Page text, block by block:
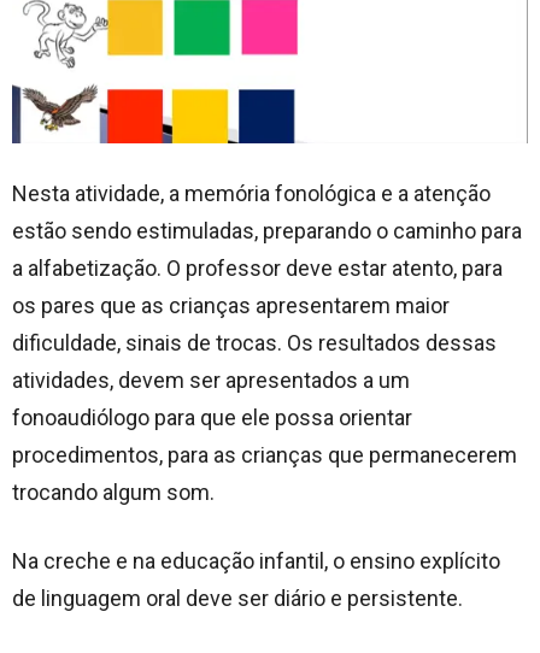
Nesta atividade, a memória fonológica e a atenção
estão sendo estimuladas, preparando o caminho para
a alfabetização. O professor deve estar atento, para
os pares que as crianças apresentarem maior
dificuldade, sinais de trocas. Os resultados dessas
atividades, devem ser apresentados a um
fonoaudiólogo para que ele possa orientar
procedimentos, para as crianças que permanecerem
trocando algum som.
Na creche e na educação infantil, o ensino explícito
de linguagem oral deve ser diário e persistente.